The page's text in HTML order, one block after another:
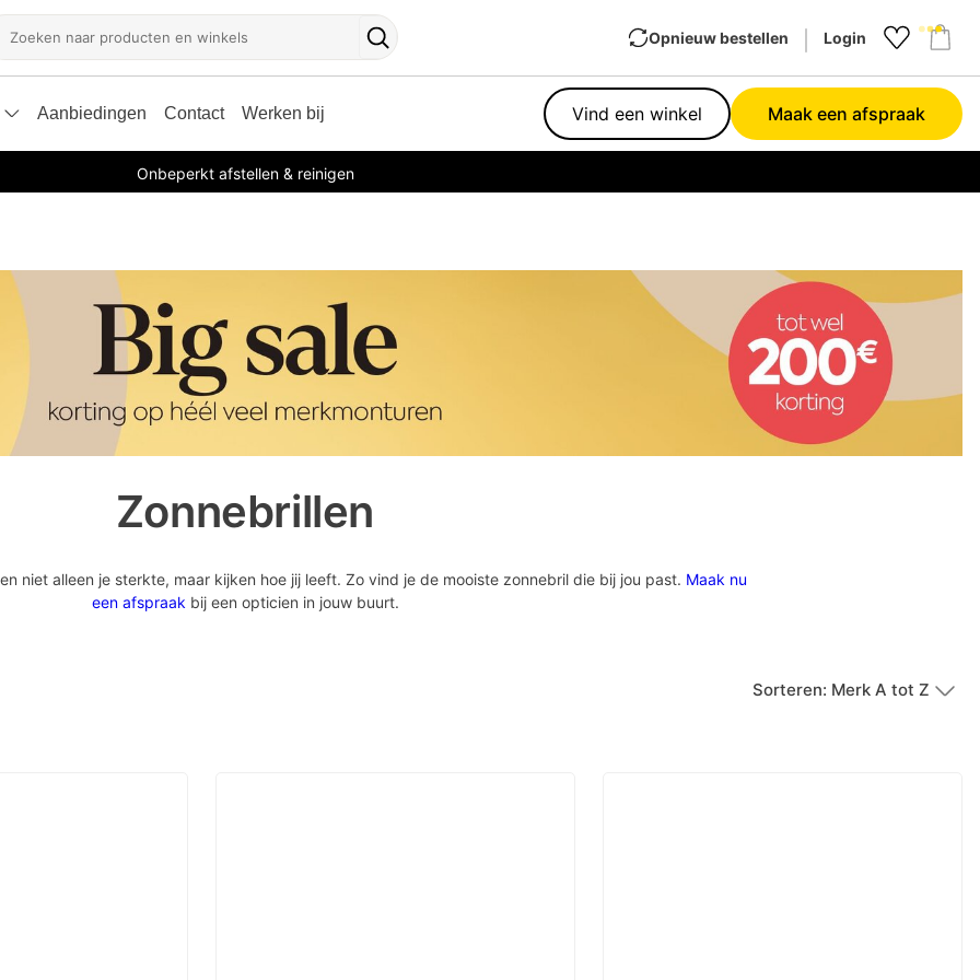
Zoekknop
Opnieuw bestellen Login
Aanbiedingen Contact Werken bij Vind een winkel Maak een afspraak
Onbeperkt afstellen & reinigen
Zonnebrillen
niet alleen je sterkte, maar kijken hoe jij leeft. Zo vind je de mooiste zonnebril die bij jou past. Maak nu
een afspraakbij een opticien in jouw buurt.
Sorteren: Merk A tot Z